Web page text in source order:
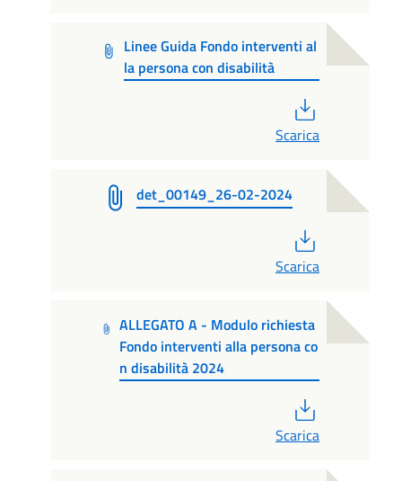
Linee Guida Fondo interventi al
la persona con disabilità
Scarica
det_00149_26-02-2024
Scarica
ALLEGATO A - Modulo richiesta
Fondo interventi alla persona co
n disabilità 2024
Scarica